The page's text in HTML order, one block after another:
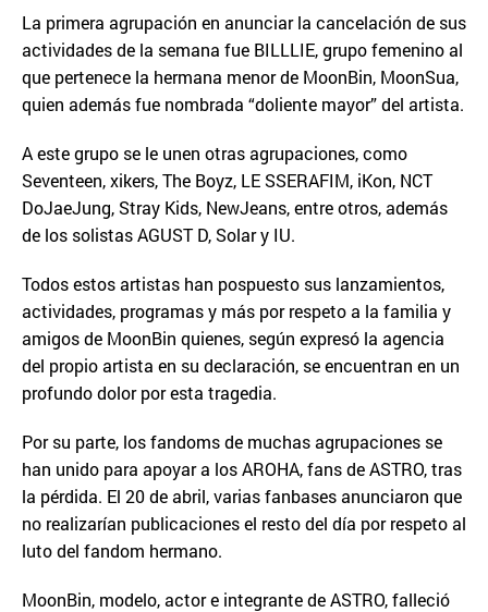
La primera agrupación en anunciar la cancelación de sus
actividades de la semana fue BILLLIE, grupo femenino al
que pertenece la hermana menor de MoonBin, MoonSua,
quien además fue nombrada “doliente mayor” del artista.
A este grupo se le unen otras agrupaciones, como
Seventeen, xikers, The Boyz, LE SSERAFIM, iKon, NCT
DoJaeJung, Stray Kids, NewJeans, entre otros, además
de los solistas AGUST D, Solar y IU.
Todos estos artistas han pospuesto sus lanzamientos,
actividades, programas y más por respeto a la familia y
amigos de MoonBin quienes, según expresó la agencia
del propio artista en su declaración, se encuentran en un
profundo dolor por esta tragedia.
Por su parte, los fandoms de muchas agrupaciones se
han unido para apoyar a los AROHA, fans de ASTRO, tras
la pérdida. El 20 de abril, varias fanbases anunciaron que
no realizarían publicaciones el resto del día por respeto al
luto del fandom hermano.
MoonBin, modelo, actor e integrante de ASTRO, falleció